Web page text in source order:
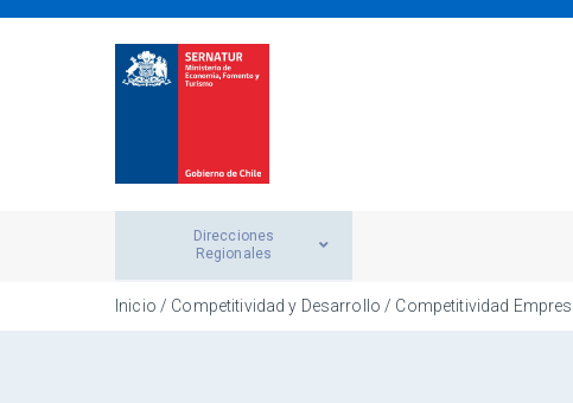
Direcciones
Regionales
Inicio / Competitividad y Desarrollo / Competitividad